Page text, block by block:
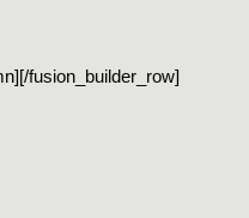
fusion_builder_row]